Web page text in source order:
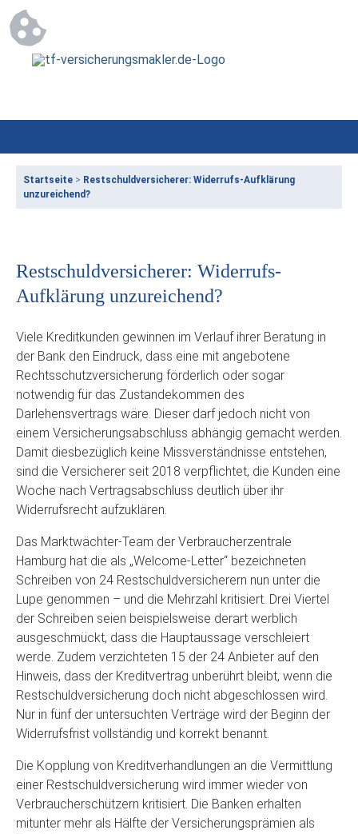
Startseite > Restschuldversicherer: Widerrufs-Aufklärung
unzureichend?
Restschuldversicherer: Widerrufs-
Aufklärung unzureichend?
Viele Kreditkunden gewinnen im Verlauf ihrer Beratung in
der Bank den Eindruck, dass eine mit angebotene
Rechtsschutzversicherung förderlich oder sogar
notwendig für das Zustandekommen des
Darlehensvertrags wäre. Dieser darf jedoch nicht von
einem Versicherungsabschluss abhängig gemacht werden.
Damit diesbezüglich keine Missverständnisse entstehen,
sind die Versicherer seit 2018 verpflichtet, die Kunden eine
Woche nach Vertragsabschluss deutlich über ihr
Widerrufsrecht aufzuklären.
Das Marktwächter-Team der Verbraucherzentrale
Hamburg hat die als „Welcome-Letter“ bezeichneten
Schreiben von 24 Restschuldversicherern nun unter die
Lupe genommen – und die Mehrzahl kritisiert. Drei Viertel
der Schreiben seien beispielsweise derart werblich
ausgeschmückt, dass die Hauptaussage verschleiert
werde. Zudem verzichteten 15 der 24 Anbieter auf den
Hinweis, dass der Kreditvertrag unberührt bleibt, wenn die
Restschuldversicherung doch nicht abgeschlossen wird.
Nur in fünf der untersuchten Verträge wird der Beginn der
Widerrufsfrist vollständig und korrekt benannt.
Die Kopplung von Kreditverhandlungen an die Vermittlung
einer Restschuldversicherung wird immer wieder von
Verbraucherschützern kritisiert. Die Banken erhalten
mitunter mehr als Hälfte der Versicherungsprämien als